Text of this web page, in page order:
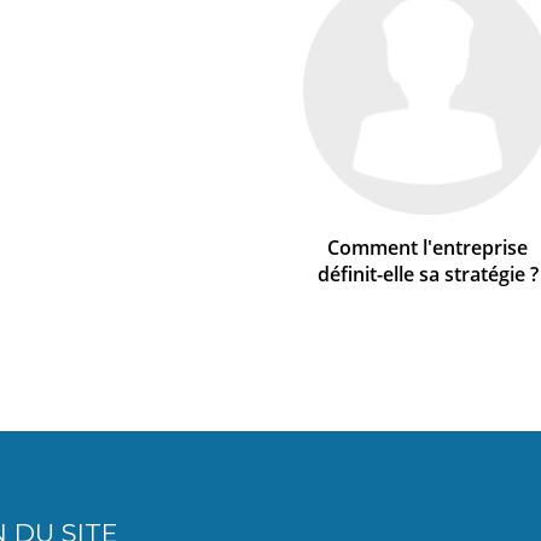
Comment l'entreprise
définit-elle sa stratégie ?
DU SITE